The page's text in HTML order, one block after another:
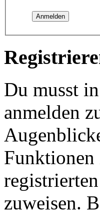
Du musst
anmelden
zuweisen.